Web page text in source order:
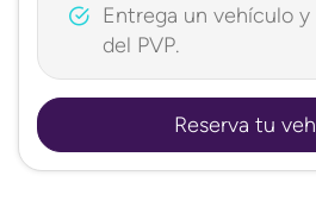
Entrega un vehículo
del PVP.
Reserva tu